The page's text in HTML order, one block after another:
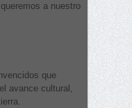
a nuestro
que
avance cultural,